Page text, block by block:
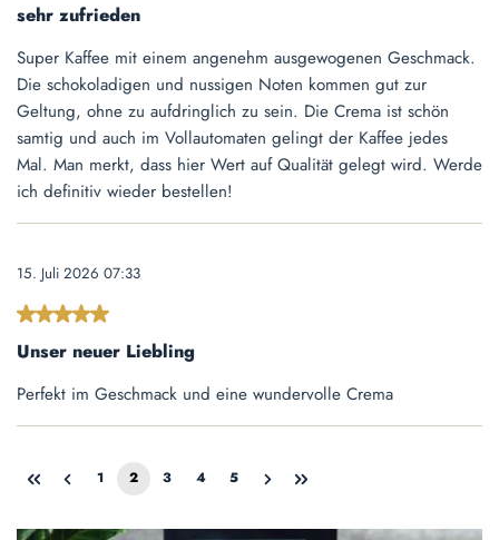
sehr zufrieden
Super Kaffee mit einem angenehm ausgewogenen Geschmack.
Die schokoladigen und nussigen Noten kommen gut zur
Geltung, ohne zu aufdringlich zu sein. Die Crema ist schön
samtig und auch im Vollautomaten gelingt der Kaffee jedes
Mal. Man merkt, dass hier Wert auf Qualität gelegt wird. Werde
ich definitiv wieder bestellen!
15. Juli 2026 07:33
Bewertung mit 5 von 5 Sternen
Unser neuer Liebling
Perfekt im Geschmack und eine wundervolle Crema
1
2
3
4
5